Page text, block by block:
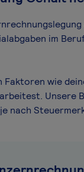
im
wie
Unsere